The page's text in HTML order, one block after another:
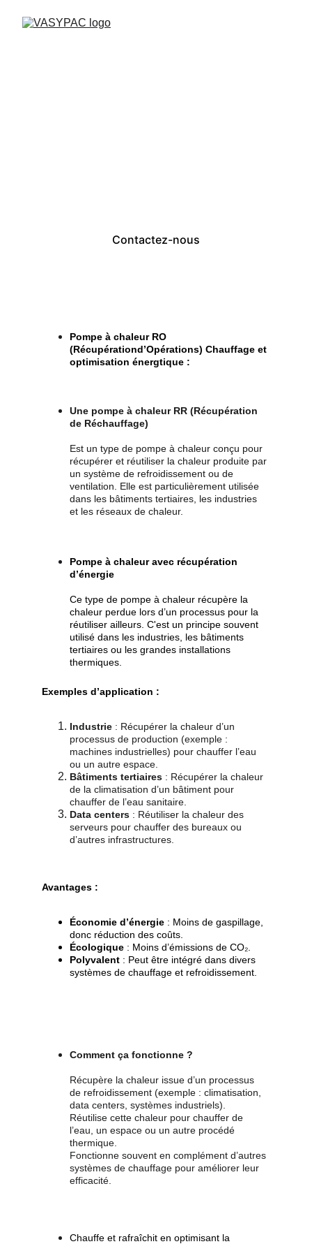
Contactez-nous
Pompe à chaleur RO
(Récupérationd’Opérations) Chauffage et
optimisation énergtique :
Une pompe à chaleur RR (Récupération
de Réchauffage)
Est un type de pompe à chaleur conçu pour
récupérer et réutiliser la chaleur produite par
un système de refroidissement ou de
ventilation. Elle est particulièrement utilisée
dans les bâtiments tertiaires, les industries
et les réseaux de chaleur.
Pompe à chaleur avec récupération
d’énergie
Ce type de pompe à chaleur récupère la
chaleur perdue lors d’un processus pour la
réutiliser ailleurs. C'est un principe souvent
utilisé dans les industries, les bâtiments
tertiaires ou les grandes installations
thermiques.
Exemples d’application :
Industrie : Récupérer la chaleur d’un
processus de production (exemple :
machines industrielles) pour chauffer l’eau
ou un autre espace.
Bâtiments tertiaires : Récupérer la chaleur
de la climatisation d’un bâtiment pour
chauffer de l’eau sanitaire.
Data centers : Réutiliser la chaleur des
serveurs pour chauffer des bureaux ou
d’autres infrastructures.
Avantages :
Économie d’énergie : Moins de gaspillage,
donc réduction des coûts.
Écologique : Moins d’émissions de CO₂.
Polyvalent : Peut être intégré dans divers
systèmes de chauffage et refroidissement.
Comment ça fonctionne ?
Récupère la chaleur issue d’un processus
de refroidissement (exemple : climatisation,
data centers, systèmes industriels).
Réutilise cette chaleur pour chauffer de
l’eau, un espace ou un autre procédé
thermique.
Fonctionne souvent en complément d’autres
systèmes de chauffage pour améliorer leur
efficacité.
Chauffe et rafraîchit en optimisant la